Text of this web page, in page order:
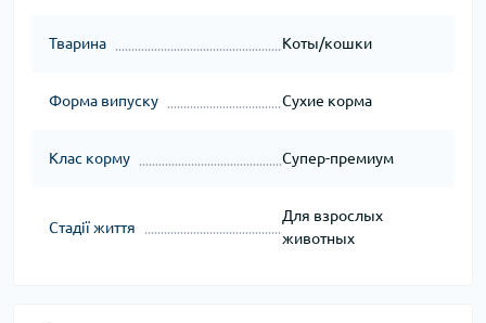
Тварина Коты/кошки
Форма випуску Сухие корма
Клас корму Супер-премиум
Стадії життя
Для взрослых
животных